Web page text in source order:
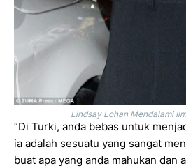
Lindsay Lohan Mendalami
“Di Turki, anda bebas untuk
ia adalah sesuatu yang sangat
buat apa yang anda mahukan dan